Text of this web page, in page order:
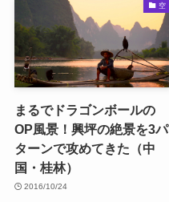
空
まるでドラゴンボールの
OP風景！興坪の絶景を3パ
ターンで攻めてきた（中
国・桂林）
2016/10/24